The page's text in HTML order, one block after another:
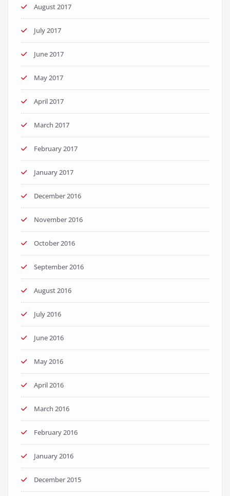
August 2017
July 2017
June 2017
May 2017
April 2017
March 2017
February 2017
January 2017
December 2016
November 2016
October 2016
September 2016
August 2016
July 2016
June 2016
May 2016
April 2016
March 2016
February 2016
January 2016
December 2015